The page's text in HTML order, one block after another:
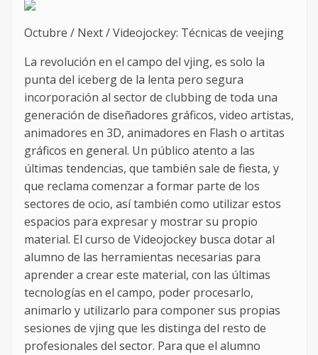
Octubre / Next / Videojockey: Técnicas de veejing
La revolución en el campo del vjing, es solo la
punta del iceberg de la lenta pero segura
incorporación al sector de clubbing de toda una
generación de diseñadores gráficos, video artistas,
animadores en 3D, animadores en Flash o artitas
gráficos en general. Un público atento a las
últimas tendencias, que también sale de fiesta, y
que reclama comenzar a formar parte de los
sectores de ocio, así también como utilizar estos
espacios para expresar y mostrar su propio
material. El curso de Videojockey busca dotar al
alumno de las herramientas necesarias para
aprender a crear este material, con las últimas
tecnologías en el campo, poder procesarlo,
animarlo y utilizarlo para componer sus propias
sesiones de vjing que les distinga del resto de
profesionales del sector. Para que el alumno